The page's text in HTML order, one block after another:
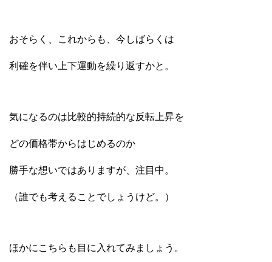
おそらく、これからも、今しばらくは
利確を伴い上下運動を繰り返すかと。
気になるのは比較的持続的な反転上昇を
どの価格帯からはじめるのか
勝手な想いではありますが、注目中。
（誰でも考えることでしょうけど。）
ほかにこちらも目に入れてみましょう。